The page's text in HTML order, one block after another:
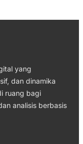
yang
dan dinamika
ruang bagi
analisis berbasis